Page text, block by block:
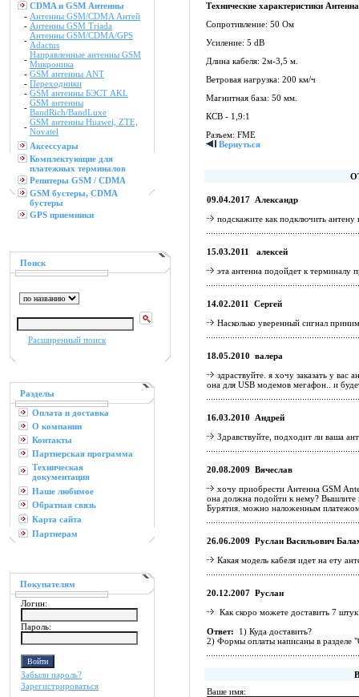
CDMA и GSM Антенны
- Антенны GSM/CDMA Антей
- Антенны GSM Triada
- Антенны GSM/CDMA/GPS
Adactus
- Направленные антенны GSM
Микроника
- GSM антенны ANT
- Переходники
- GSM антенны БЭСТ AKL
- GSM антенны
BandRich/BandLuxe
- GSM антенны Huawei, ZTE,
Novatel
Аксессуары
Комплектующие для
платежных терминалов
Репитеры GSM / CDMA
GSM бустеры, CDMA
бустеры
GPS приемники
Поиск
Расширенный поиск
Разделы
Оплата и доставка
О компании
Контакты
Партнерская программа
Техническая
документация
Наше любимое
Обратная связь
Карта сайта
Партнерам
Покупателям
Логин:
Пароль:
Забыли пароль?
Зарегистрироваться
Технические характеристики
Сопротивление: 50 Ом
Усиление: 5 dB
Длина кабеля: 2м-3,5 м.
Ветровая нагрузка: 200 км/ч
Магнитная база: 50 мм.
КСВ - 1,9:1
Разъем: FME
Вернуться
09.04.2017 Александр
подскажите как подключить
15.03.2011 алексей
эта антенна подойдет к терминалу
14.02.2011 Сергей
Насколько уверенный сигнал
18.05.2010 валера
здраствуйте. я хочу заказать у
она для USB модемов мегафон.. и
16.03.2010 Андрей
Здравствуйте, подходит ли ваша
20.08.2009 Вячеслав
хочу приобрести Антенна GSM
она должна подойти к нему? Вышлите
Бурятия. можно наложенным
26.06.2009 Руслан Васильович
Какая модель кабеля идет на ету
20.12.2007 Руслан
Как скоро можете доставить 7
Ответ: 1) Куда доставить?
2) Формы оплаты написаны в разделе
Ваше имя: